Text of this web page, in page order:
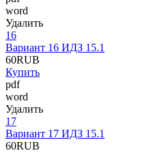
word
Удалить
16
Вариант 16 ИДЗ 15.1
60RUB
Купить
pdf
word
Удалить
17
Вариант 17 ИДЗ 15.1
60RUB